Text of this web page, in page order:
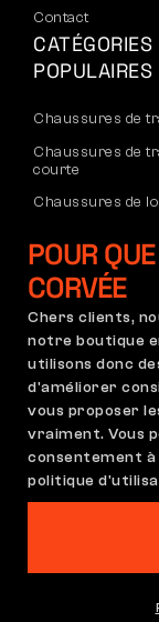
Contact
CATÉGORIES
POPULAIRES
Chaussures de
Chaussures de
courte
Chaussures de
cheville
Pantalons
Sweatshirts
Conditions
Paramètres des
POUR
CORVÉE
Chers clients,
notre boutique
utilisons donc
d'améliorer
vous proposer
vraiment. Vous
consentement à
politique